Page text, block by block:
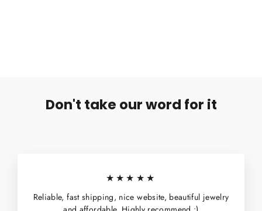
Don't take our word for it
★★★★★
Reliable, fast shipping, nice website, beautiful jewelry